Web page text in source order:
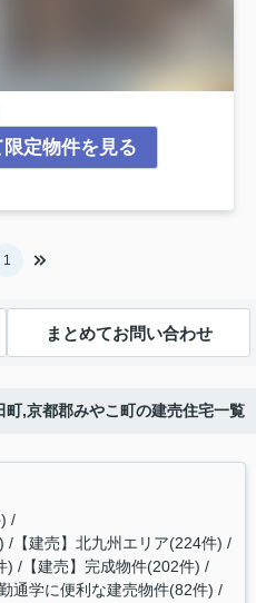
定物件を見る
1
まとめてお問い合わせ
町,京都郡みやこ町の建売住宅一覧
【建売】北九州エリア(224件)
) 【建売】完成物件(202件)
通学に便利な建売物件(82件)